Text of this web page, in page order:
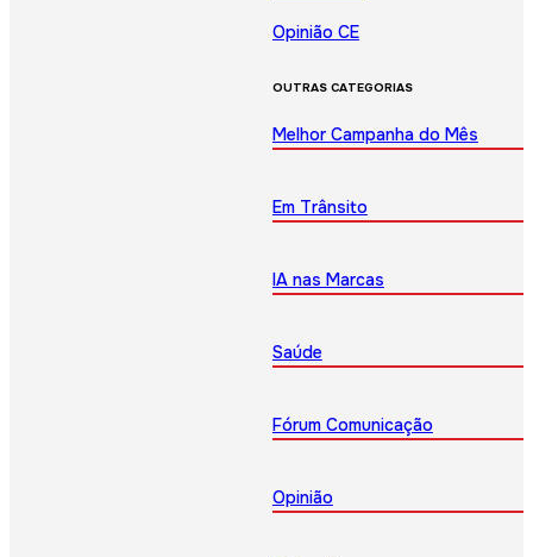
Opinião CE
OUTRAS CATEGORIAS
Melhor Campanha do Mês
Em Trânsito
IA nas Marcas
Saúde
Fórum Comunicação
Opinião